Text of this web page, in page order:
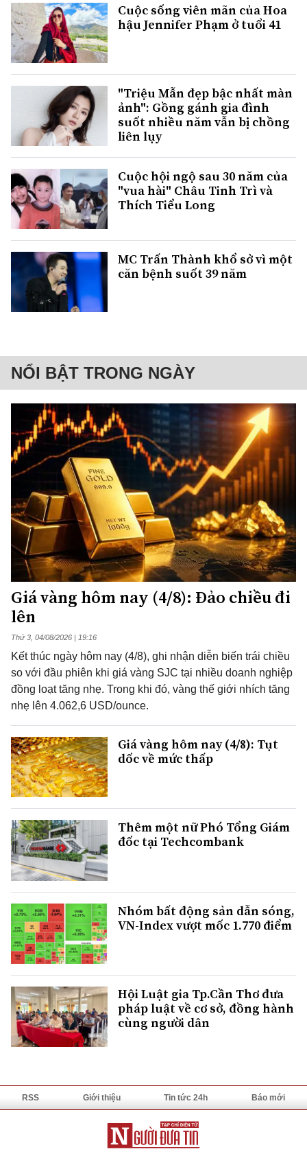
Cuộc sống viên mãn của Hoa
hậu Jennifer Phạm ở tuổi 41
"Triệu Mẫn đẹp bậc nhất màn
ảnh": Gồng gánh gia đình
suốt nhiều năm vẫn bị chồng
liên lụy
Cuộc hội ngộ sau 30 năm của
"vua hài" Châu Tinh Trì và
Thích Tiểu Long
MC Trấn Thành khổ sở vì một
căn bệnh suốt 39 năm
NỔI BẬT TRONG NGÀY
Giá vàng hôm nay (4/8): Đảo chiều đi
lên
Thứ 3, 04/08/2026 | 19:16
Kết thúc ngày hôm nay (4/8), ghi nhận diễn biến trái chiều
so với đầu phiên khi giá vàng SJC tại nhiều doanh nghiệp
đồng loạt tăng nhẹ. Trong khi đó, vàng thế giới nhích tăng
nhẹ lên 4.062,6 USD/ounce.
Giá vàng hôm nay (4/8): Tụt
dốc về mức thấp
Thêm một nữ Phó Tổng Giám
đốc tại Techcombank
Nhóm bất động sản dẫn sóng,
VN-Index vượt mốc 1.770 điểm
Hội Luật gia Tp.Cần Thơ đưa
pháp luật về cơ sở, đồng hành
cùng người dân
RSS Giới thiệu Tin tức 24h Báo mới